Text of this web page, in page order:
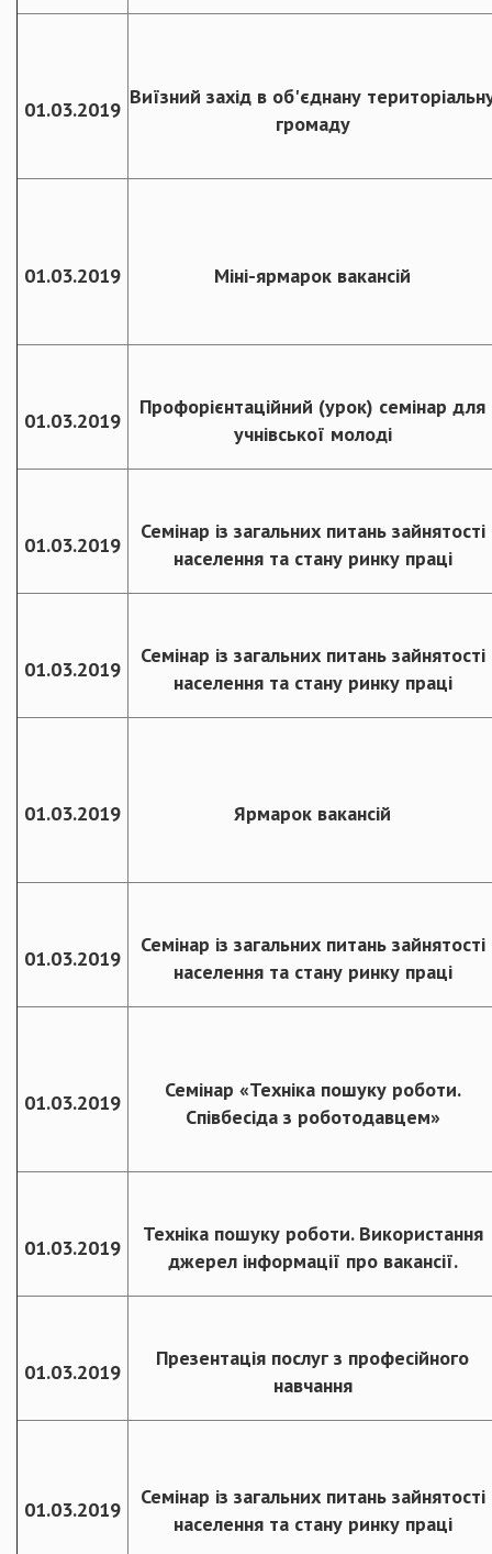
01.03.2019
Виїзний захід в об'єднану
громаду
01.03.2019 Міні-ярмарок вакансій
01.03.2019
Профорієнтаційний (урок) семінар для
учнівської молоді
01.03.2019
Семінар із загальних питань зайнятості
населення та стану ринку праці
01.03.2019
Семінар із загальних питань зайнятості
населення та стану ринку праці
01.03.2019 Ярмарок вакансій
01.03.2019
Семінар із загальних питань зайнятості
населення та стану ринку праці
01.03.2019
Семінар «Техніка пошуку роботи.
Співбесіда з роботодавцем»
01.03.2019
Техніка пошуку роботи. Використання
джерел інформації про вакансії.
01.03.2019
Презентація послуг з професійного
навчання
01.03.2019
Семінар із загальних питань зайнятості
населення та стану ринку праці